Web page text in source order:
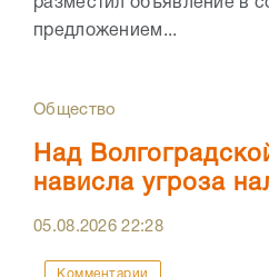
предложением...
Общество
Над
нависла угроза
05.08.202622:28
Комментарии